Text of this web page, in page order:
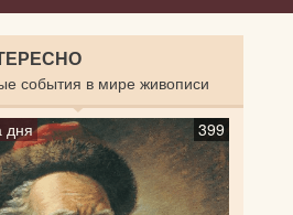
события в мире живописи
дня 399